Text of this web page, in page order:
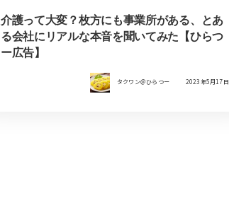
介護って大変？枚方にも事業所がある、とあ
る会社にリアルな本音を聞いてみた【ひらつ
ー広告】
タクワン＠ひらつー 2023年5月17日